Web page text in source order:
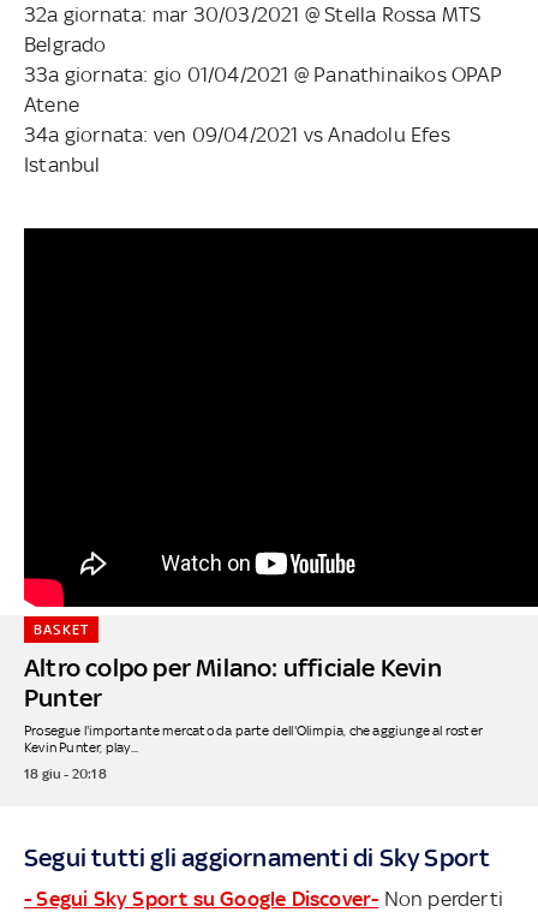
32a giornata: mar 30/03/2021 @ Stella Rossa MTS
Belgrado
33a giornata: gio 01/04/2021 @ Panathinaikos OPAP
Atene
34a giornata: ven 09/04/2021 vs Anadolu Efes
Istanbul
Altro colpo per Milano: ufficiale Kevin
Punter
BASKET
Prosegue l'importante mercato da parte dell'Olimpia, che aggiunge al roster
Kevin Punter, play...
18 giu - 20:18
Segui tutti gli aggiornamenti di Sky Sport
- Segui Sky Sport su Google Discover- Non perderti